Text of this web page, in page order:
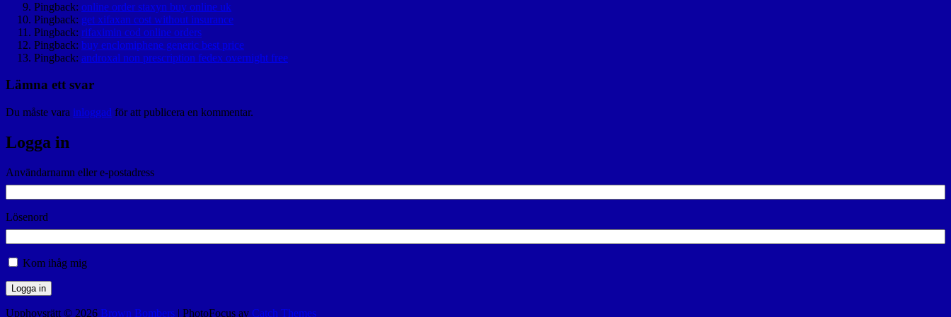
Pingback: online order staxyn buy online uk
Pingback: get xifaxan cost without insurance
Pingback: rifaximin cod online orders
Pingback: buy enclomiphene generic best price
Pingback: androxal non prescription fedex overnight free
Lämna ett svar
Du måste vara inloggad för att publicera en kommentar.
Logga in
Användarnamn eller e-postadress
Lösenord
Kom ihåg mig
Logga in
Upphovsrätt © 2026 Brown Bombers | PhotoFocus av Catch Themes